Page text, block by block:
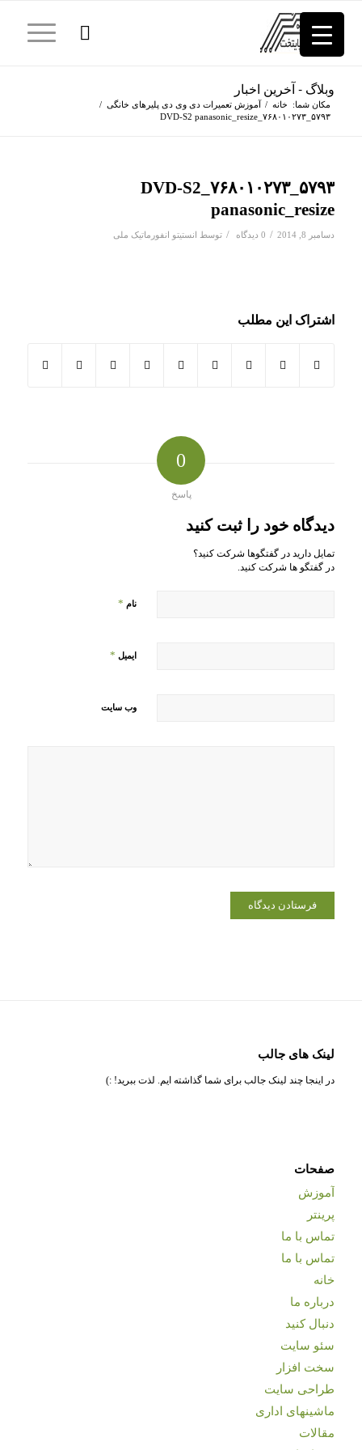
وبلاگ - آخرین اخبار
مکان شما: خانه / آموزش تعمیرات دی وی دی پلیرهای خانگی /
۵۷۹۳_۷۶۸۰۱۰۲۷۳_DVD-S2 panasonic_resize
۵۷۹۳_۷۶۸۰۱۰۲۷۳_DVD-S2
panasonic_resize
دسامبر 8, 2014 / 0 دیدگاه / توسط انستیتو انفورماتیک ملی
اشتراک این مطلب
0
پاسخ
دیدگاه خود را ثبت کنید
تمایل دارید در گفتگوها شرکت کنید؟
در گفتگو ها شرکت کنید.
نام *
ایمیل *
وب‌ سایت
لینک های جالب
در اینجا چند لینک جالب برای شما گذاشته ایم. لذت ببرید! :)
صفحات
آموزش
پرینتر
تماس با ما
تماس با ما
خانه
درباره ما
دنبال کنید
سئو سایت
سخت افزار
طراحی سایت
ماشینهای اداری
مقالات